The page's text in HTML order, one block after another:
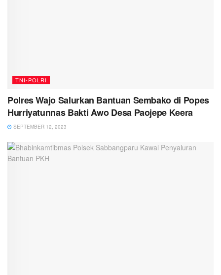
TNI-POLRI
Polres Wajo Salurkan Bantuan Sembako di Popes
Hurriyatunnas Bakti Awo Desa Paojepe Keera
SEPTEMBER 12, 2023